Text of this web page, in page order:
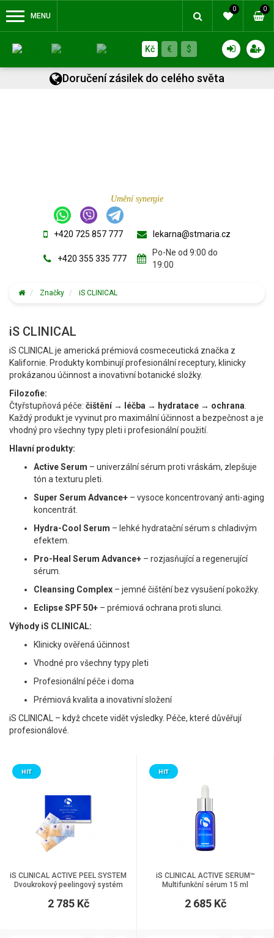
MENU
0 0
Kč € $
Doručení zásilek do celého světa
Umění synergie
+420 725 857 777
+420 355 335 777
lekarna@stmaria.cz
Po-Ne od 9:00 do
19:00
Značky iS CLINICAL
iS CLINICAL
iS CLINICAL je americká prémiová cosmeceutická značka z
Kalifornie. Produkty kombinují profesionální receptury, klinicky
prokázanou účinnost a inovativní botanické složky.
Filozofie:
Čtyřstupňová péče: čištění → léčba → hydratace → ochrana
Každý produkt je vyvinut pro maximální účinnost a bezpečnost a je
vhodný pro všechny typy pleti i profesionální použití.
Hlavní produkty:
Active Serum – univerzální sérum proti vráskám, zlepšuje
tón a texturu pleti.
Super Serum Advance+ – vysoce koncentrovaný anti-aging
koncentrát.
Hydra-Cool Serum – lehké hydratační sérum s chladivým
efektem.
Pro-Heal Serum Advance+ – rozjasňující a regenerující
sérum.
Cleansing Complex – jemné čištění bez vysušení pokožky.
Eclipse SPF 50+ – prémiová ochrana proti slunci.
Výhody iS CLINICAL:
Klinicky ověřená účinnost
Vhodné pro všechny typy pleti
Profesionální péče i doma
Prémiová kvalita a inovativní složení
iS CLINICAL – když chcete vidět výsledky. Péče, které důvěřují
profesionálové.
iS CLINICAL ACTIVE PEEL SYSTEM
Dvoukrokový peelingový systém
HIT
2 785 Kč
iS CLINICAL ACTIVE SERUM™
Multifunkční sérum 15 ml
HIT
2 685 Kč